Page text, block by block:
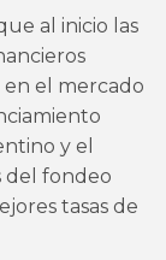
al inicio las
en el mercado
y el
del fondeo
tasas de